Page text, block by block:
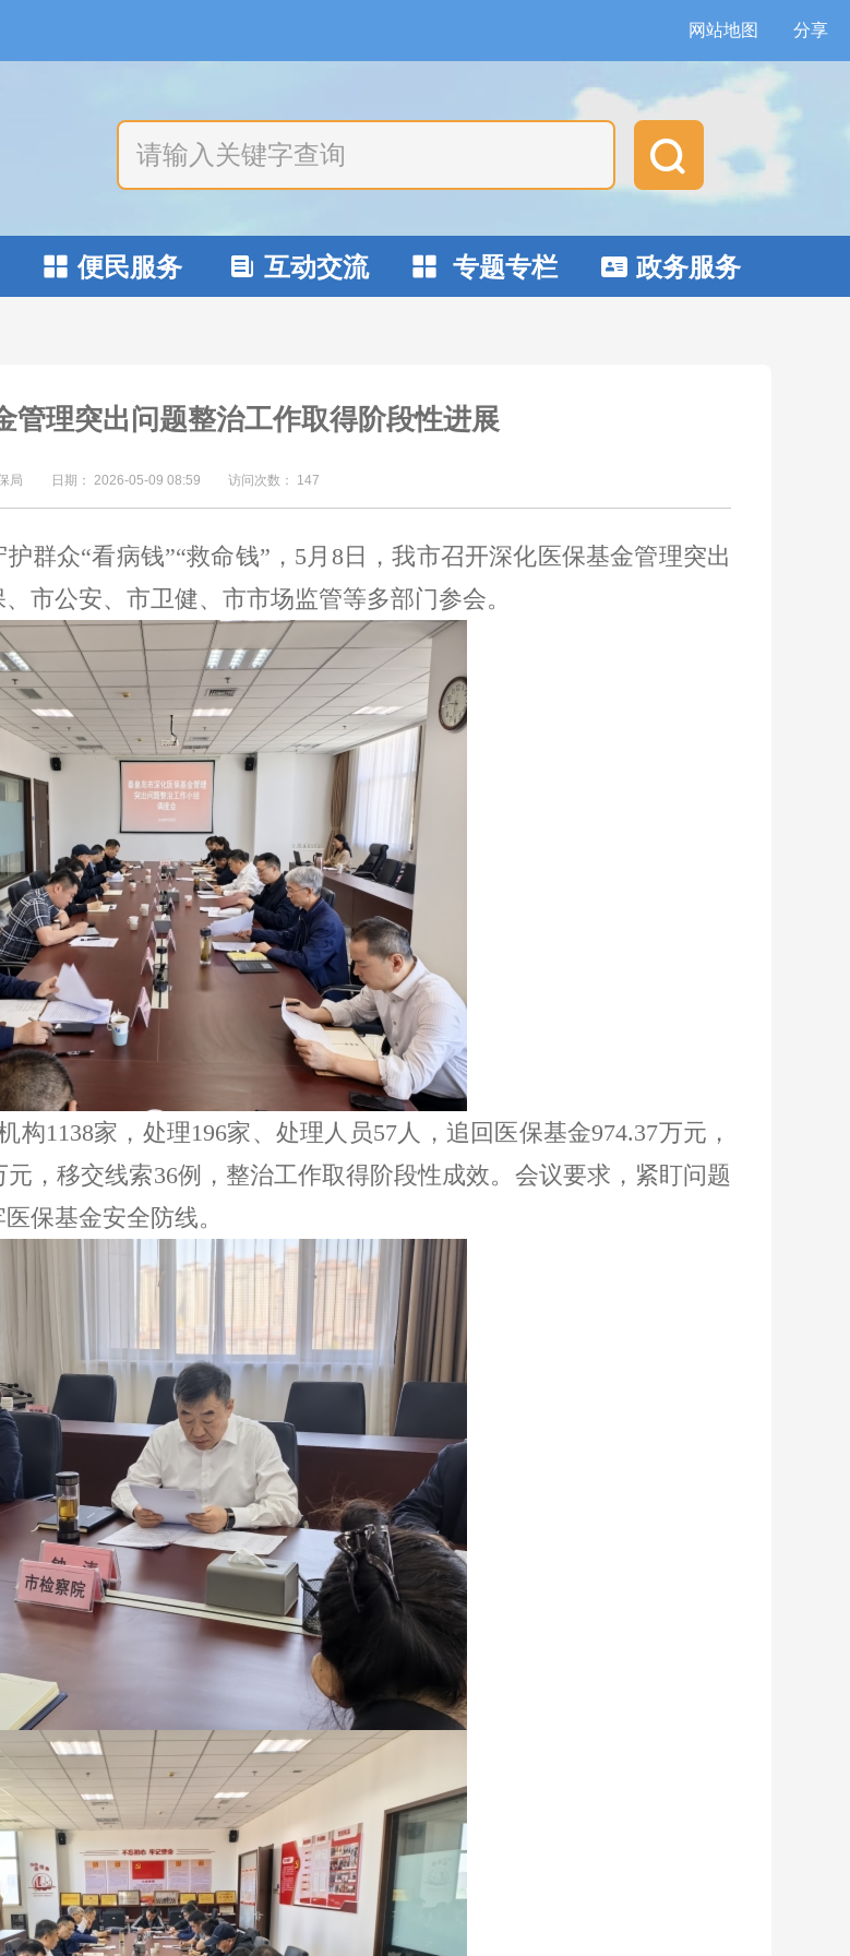
分享
网站地图

 便民服务  互动交流  专题专栏  政务服务
管理突出问题整治工作取得阶段性进展
局 日期： 2026-05-09 08:59 访问次数： 147
护群众“看病钱”“救命钱”， 5 月 8 日，我市召开深化医保基金管理突出
市公安、市卫健、市市场监管等多部门参会。
构1138家，处理196家、处理人员57 人，追回医保基金974.37万元，
元，移交线索36例，整治工作取得阶段性成效。会议要求，紧盯问题
保基金安全防线。